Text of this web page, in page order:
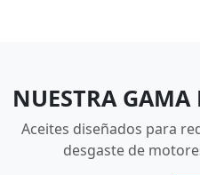
NUESTRA GAMA
Aceites diseñados para
desgaste de